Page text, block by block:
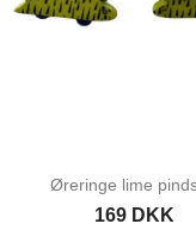
Øreringe lime
169 DKK